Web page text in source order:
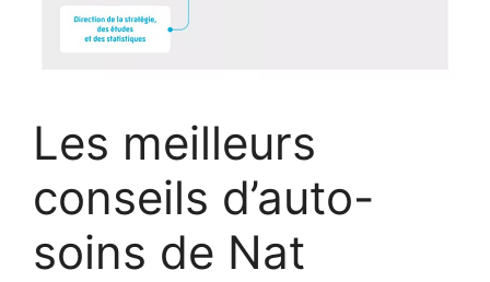
Les meilleurs
conseils d’auto-
soins de Nat